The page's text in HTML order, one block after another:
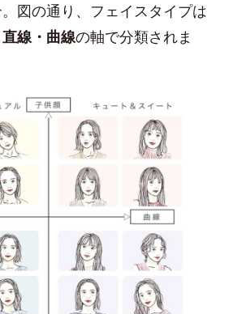
図の通り、フェイスタイプは
直線・曲線の軸で分類されま